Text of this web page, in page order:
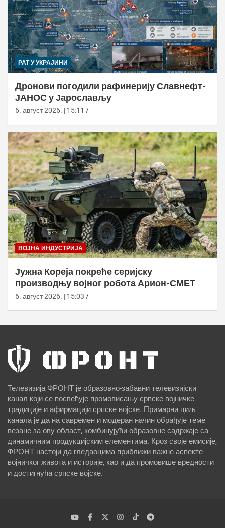
РАТ У УКРАЈИНИ
Дронови погодили рафинерију Славнефт-
ЈАНОС у Јарослављу
6. август 2026. | 15:11
ВОЈНА ИНДУСТРИЈА
Јужна Кореја покреће серијску
производњу војног робота Арион-СМЕТ
6. август 2026. | 15:03
Телевизија ФРОНТ је образовно-забавни телевизијски
канал који се посвећује промовисању српске војничке
традиције и афирмацији српске војске. Примарни циљ
канала је да на савремен и модеран начин обрађује теме
везане за ову област, комбинујући образовне садржаје са
динамичним продукцијским елементима. Кроз своје емисије,
ФРОНТ настоји да гледаоцима приближи важне аспекте
војничког живота и историје, као и да промовише вредности
и достигнућа српске војске.